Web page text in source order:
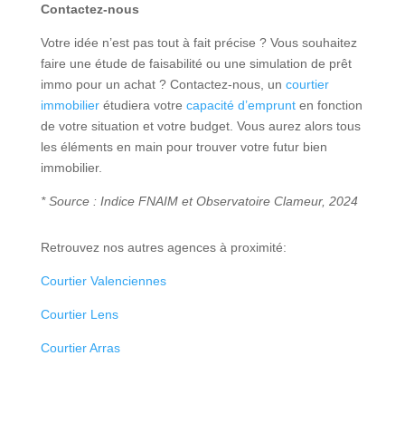
Contactez-nous
Votre idée n’est pas tout à fait précise ? Vous souhaitez
faire une étude de faisabilité ou une simulation de prêt
immo pour un achat ? Contactez-nous, un courtier
immobilierétudiera votre capacité d’emprunten fonction
de votre situation et votre budget. Vous aurez alors tous
les éléments en main pour trouver votre futur bien
immobilier.
* Source : Indice FNAIM et Observatoire Clameur, 2024
Retrouvez nos autres agences à proximité:
Courtier Valenciennes
Courtier Lens
Courtier Arras